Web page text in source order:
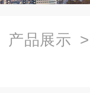
产品展示